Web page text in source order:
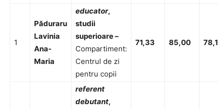
1
Păduraru
Lavinia
Ana-
Maria
educator,
studii
superioare –
Compartiment:
Centrul de zi
pentru copii
71,33 85,00
referent
debutant,